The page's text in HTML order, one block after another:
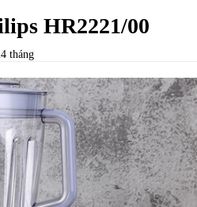
HR2221/00
tháng